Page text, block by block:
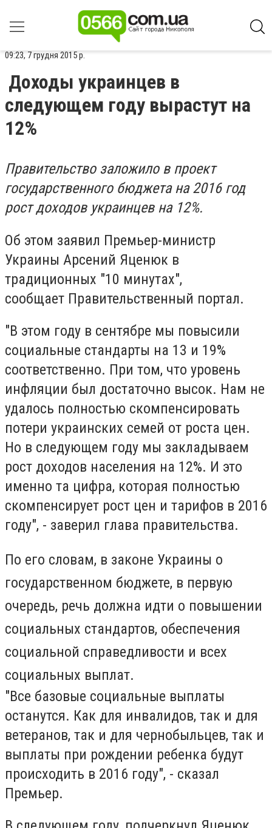
09:23, 7 грудня 2015 р.
Доходы украинцев в
следующем году вырастут на
12%
Правительство заложило в проект
государственного бюджета на 2016 год
рост доходов украинцев на 12%.
Об этом заявил Премьер-министр
Украины Арсений Яценюк в
традиционных "10 минутах",
сообщает Правительственный портал.
"В этом году в сентябре мы повысили
социальные стандарты на 13 и 19%
соответственно. При том, что уровень
инфляции был достаточно высок. Нам не
удалось полностью скомпенсировать
потери украинских семей от роста цен.
Но в следующем году мы закладываем
рост доходов населения на 12%. И это
именно та цифра, которая полностью
скомпенсирует рост цен и тарифов в 2016
году", - заверил глава правительства.
По его словам, в законе Украины о
государственном бюджете, в первую
очередь, речь должна идти о повышении
социальных стандартов, обеспечения
социальной справедливости и всех
социальных выплат.
"Все базовые социальные выплаты
останутся. Как для инвалидов, так и для
ветеранов, так и для чернобыльцев, так и
выплаты при рождении ребенка будут
происходить в 2016 году", - сказал
Премьер.